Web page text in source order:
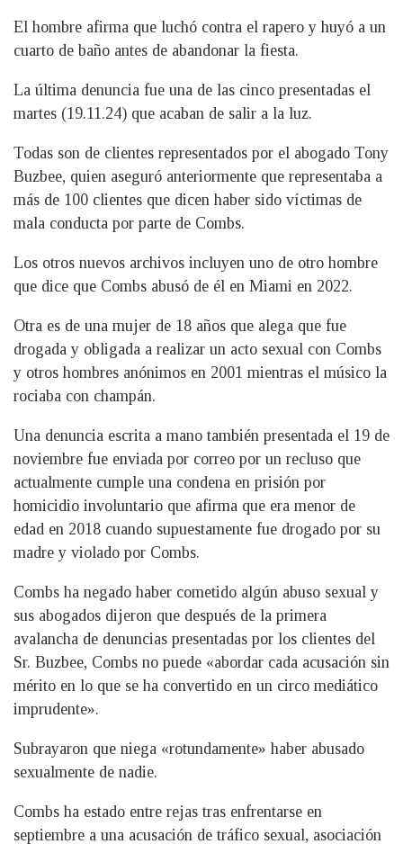
El hombre afirma que luchó contra el rapero y huyó a un
cuarto de baño antes de abandonar la fiesta.
La última denuncia fue una de las cinco presentadas el
martes (19.11.24) que acaban de salir a la luz.
Todas son de clientes representados por el abogado Tony
Buzbee, quien aseguró anteriormente que representaba a
más de 100 clientes que dicen haber sido víctimas de
mala conducta por parte de Combs.
Los otros nuevos archivos incluyen uno de otro hombre
que dice que Combs abusó de él en Miami en 2022.
Otra es de una mujer de 18 años que alega que fue
drogada y obligada a realizar un acto sexual con Combs
y otros hombres anónimos en 2001 mientras el músico la
rociaba con champán.
Una denuncia escrita a mano también presentada el 19 de
noviembre fue enviada por correo por un recluso que
actualmente cumple una condena en prisión por
homicidio involuntario que afirma que era menor de
edad en 2018 cuando supuestamente fue drogado por su
madre y violado por Combs.
Combs ha negado haber cometido algún abuso sexual y
sus abogados dijeron que después de la primera
avalancha de denuncias presentadas por los clientes del
Sr. Buzbee, Combs no puede «abordar cada acusación sin
mérito en lo que se ha convertido en un circo mediático
imprudente».
Subrayaron que niega «rotundamente» haber abusado
sexualmente de nadie.
Combs ha estado entre rejas tras enfrentarse en
septiembre a una acusación de tráfico sexual, asociación